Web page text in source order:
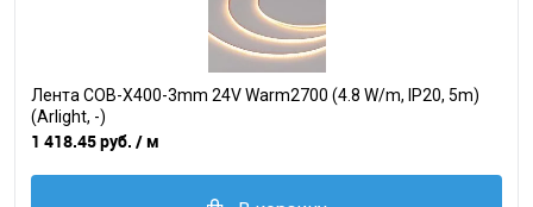
Лента COB-X400-3mm 24V Warm2700 (4.8 W/m, IP20, 5m)
(Arlight, -)
1 418.45 руб. / м